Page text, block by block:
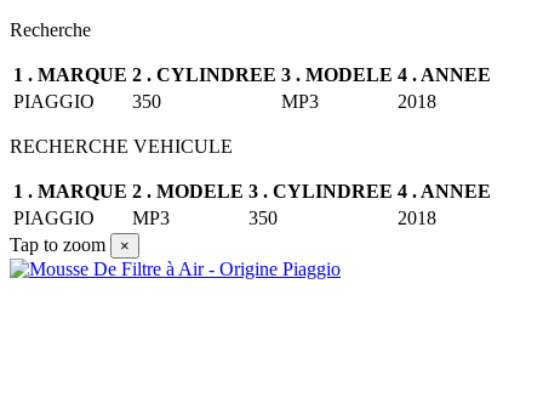
Recherche
1 . MARQUE 2 . CYLINDREE 3 . MODELE 4 . ANNEE
PIAGGIO
350 MP3 2018
RECHERCHE VEHICULE
1 . MARQUE 2 . MODELE 3 . CYLINDREE 4 . ANNEE
PIAGGIO
MP3 350
2018
Tap to zoom
×